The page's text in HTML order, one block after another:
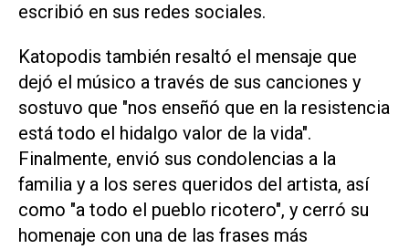
escribió en sus redes sociales.
Katopodis también resaltó el mensaje que
dejó el músico a través de sus canciones y
sostuvo que "nos enseñó que en la resistencia
está todo el hidalgo valor de la vida".
Finalmente, envió sus condolencias a la
familia y a los seres queridos del artista, así
como "a todo el pueblo ricotero", y cerró su
homenaje con una de las frases más